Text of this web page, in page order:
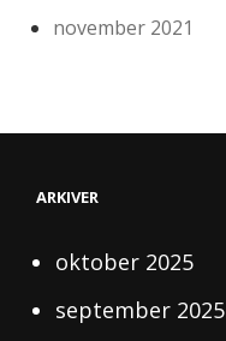
november 2021
ARKIVER
oktober 2025
september 2025